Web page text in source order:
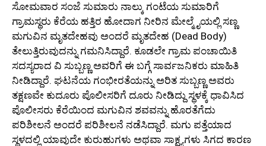
ಸೋಮವಾರ ಸಂಜೆ ಸುಮಾರು ನಾಲ್ಕು ಗಂಟೆಯ ಸುಮಾರಿಗೆ
ಗ್ರಾಮಸ್ಥರು ಕೆರೆಯ ಹತ್ತಿರ ಹೋದಾಗ ನೀರಿನ ಮೇಲ್ಮೈಯಲ್ಲಿ ಸಣ್ಣ
ಮಗುವಿನ ಮೃತದೇಹವು ಅಂದರೆ ಮೃತದೇಹ (Dead Body)
ತೇಲುತ್ತಿರುವುದನ್ನು ಗಮನಿಸಿದ್ದಾರೆ. ಕೂಡಲೇ ಗ್ರಾಮ ಪಂಚಾಯಿತಿ
ಸದಸ್ಯರಾದ ವಿ ಸುಬ್ಬಣ್ಣ ಅವರಿಗೆ ಈ ಬಗ್ಗೆ ಸಾರ್ವಜನಿಕರು ಮಾಹಿತಿ
ನೀಡಿದ್ದಾರೆ. ಘಟನೆಯ ಗಂಭೀರತೆಯನ್ನು ಅರಿತ ಸುಬ್ಬಣ್ಣ ಅವರು
ತಕ್ಷಣವೇ ಕುದೂರು ಪೊಲೀಸರಿಗೆ ದೂರು ನೀಡಿದ್ದು ಸ್ಥಳಕ್ಕೆ ಧಾವಿಸಿದ
ಪೊಲೀಸರು ಕೆರೆಯಿಂದ ಮಗುವಿನ ಶವವನ್ನು ಹೊರತೆಗೆದು
ಪರಿಶೀಲನೆ ಅಂದರೆ ಪರಿಶೀಲನೆ ನಡೆಸಿದ್ದಾರೆ. ಮಗು ಪತ್ತೆಯಾದ
ಸ್ಥಳದಲ್ಲಿ ಯಾವುದೇ ಕುರುಹುಗಳು ಅಥವಾ ಸಾಕ್ಷ್ಯಗಳು ಸಿಗದ ಕಾರಣ